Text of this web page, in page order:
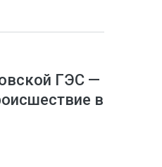
ГЭС —
в